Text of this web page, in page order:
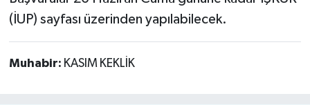
(İUP) sayfası üzerinden yapılabilecek.
Muhabir: KASIM KEKLİK